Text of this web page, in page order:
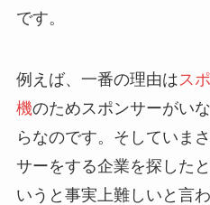
です。
例えば、一番の理由は ス
機のためスポンサーがい
らなのです。そしていま
サーをする企業を探した
いうと事実上難しいと言